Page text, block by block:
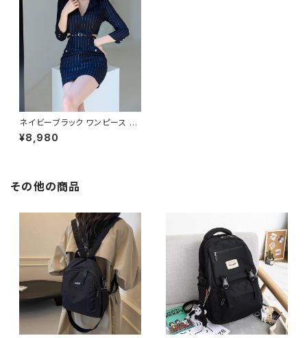
ネイビーブラック ワンピース レ
ディース ミニワンピース タイト
ワンピース ストライプ 七分袖
い デート パーティー 通勤 オフ
ィス 春 夏 秋 冬 人気 トレンド
¥8,980
その他の商品